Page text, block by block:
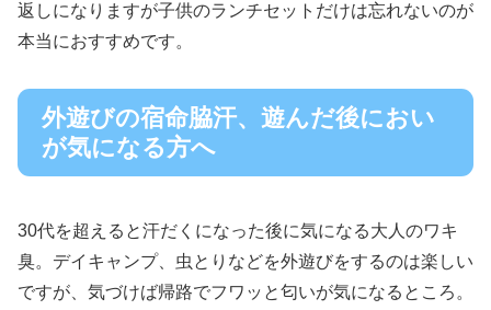
返しになりますが子供のランチセットだけは忘れないのが
本当におすすめです。
外遊びの宿命脇汗、遊んだ後におい
が気になる方へ
30代を超えると汗だくになった後に気になる大人のワキ
臭。デイキャンプ、虫とりなどを外遊びをするのは楽しい
ですが、気づけば帰路でフワッと匂いが気になるところ。